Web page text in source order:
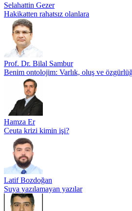
Selahattin Gezer
Hakikatten rahatsız olanlara
Prof. Dr. Bilal Sambur
Benim ontolojim: Varlık, oluş ve
Hamza Er
Ceuta krizi kimin işi?
Latif Bozdoğan
Suya yazılamayan yazılar